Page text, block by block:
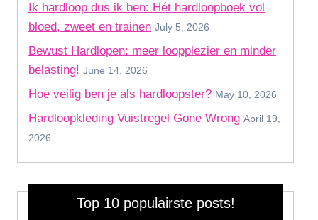
Ik hardloop dus ik ben: Hét hardloopboek vol
bloed, zweet en trainen July 5, 2026
Bewust Hardlopen: meer loopplezier en minder
belasting! June 14, 2026
Hoe veilig ben je als hardloopster? May 10, 2026
Hardloopkleding Vuistregel Gone Wrong April 19,
2026
Top 10 populairste posts!